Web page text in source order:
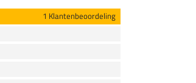
1 Klantenbeoordeling